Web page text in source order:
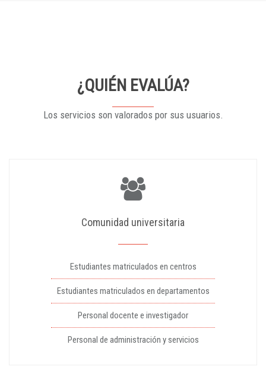
¿QUIÉN EVALÚA?
Los servicios son valorados por sus usuarios.
Comunidad universitaria
Estudiantes matriculados en centros
Estudiantes matriculados en departamentos
Personal docente e investigador
Personal de administración y servicios